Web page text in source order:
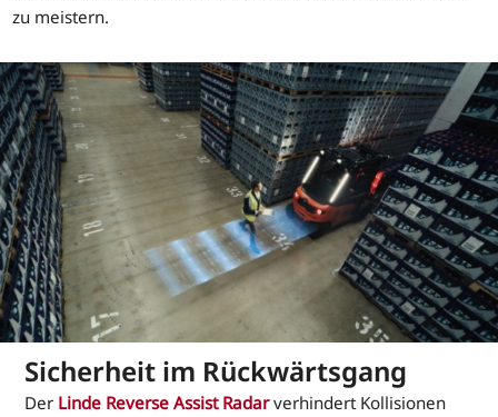
zu meistern.
Sicherheit im Rückwärtsgang
Der Linde Reverse Assist Radarverhindert Kollisionen